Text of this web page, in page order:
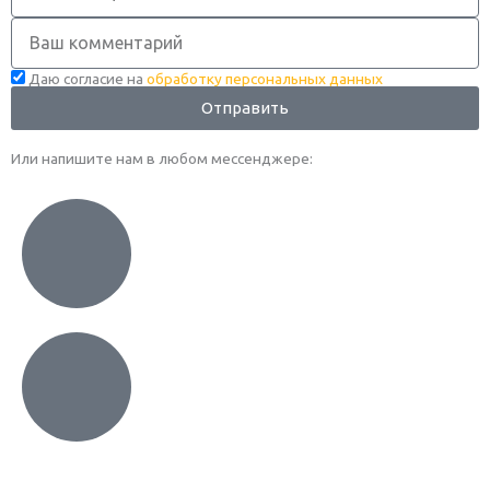
Комментарий
Даю согласие на обработку персональных данных
Отправить
Или напишите нам в любом месcенджере: